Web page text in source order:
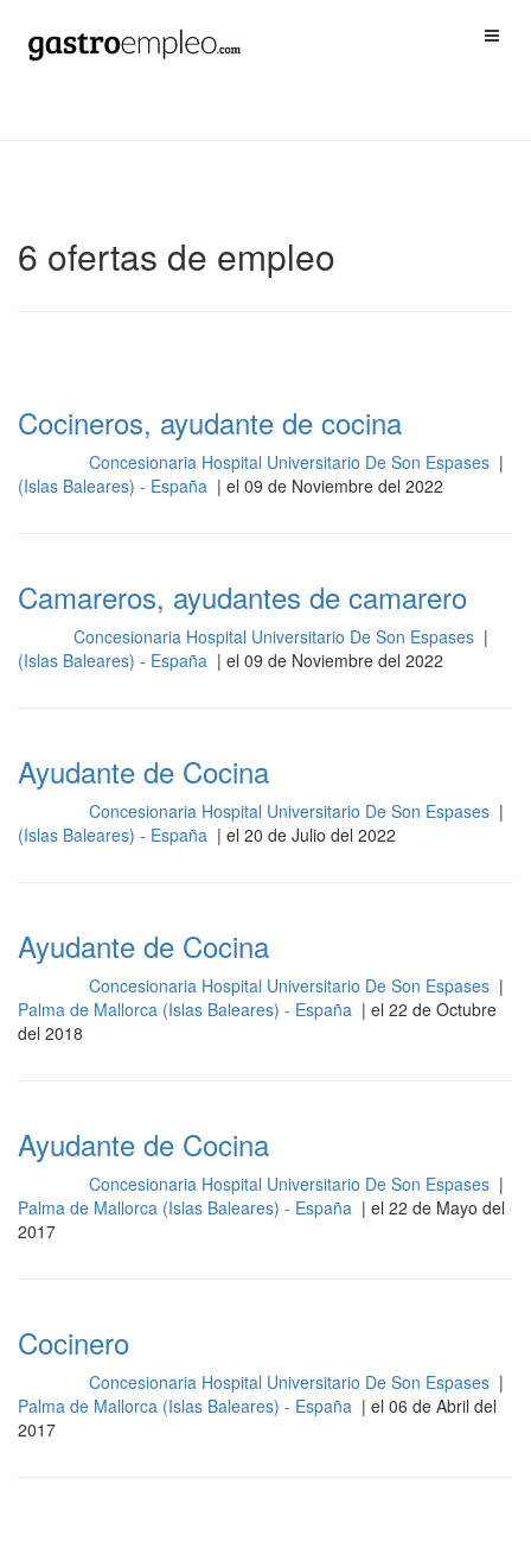
6 ofertas de empleo
Cocineros, ayudante de cocina
Concesionaria Hospital Universitario De Son Espases |
(Islas Baleares) - España | el 09 de Noviembre del 2022
Camareros, ayudantes de camarero
Concesionaria Hospital Universitario De Son Espases |
(Islas Baleares) - España | el 09 de Noviembre del 2022
Ayudante de Cocina
Concesionaria Hospital Universitario De Son Espases |
(Islas Baleares) - España | el 20 de Julio del 2022
Ayudante de Cocina
Concesionaria Hospital Universitario De Son Espases |
Palma de Mallorca (Islas Baleares) - España | el 22 de Octubre
del 2018
Ayudante de Cocina
Concesionaria Hospital Universitario De Son Espases |
Palma de Mallorca (Islas Baleares) - España | el 22 de Mayo del
2017
Cocinero
Concesionaria Hospital Universitario De Son Espases |
Palma de Mallorca (Islas Baleares) - España | el 06 de Abril del
2017